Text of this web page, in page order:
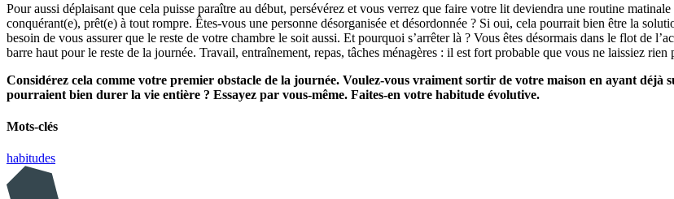
Pour aussi déplaisant que cela puisse paraître au début, persévérez et vous verrez que faire votre lit deviendra une routine
conquérant(e), prêt(e) à tout rompre. Êtes-vous une personne désorganisée et désordonnée ? Si oui, cela pourrait bien être la
besoin de vous assurer que le reste de votre chambre le soit aussi. Et pourquoi s’arrêter là ? Vous êtes désormais dans le flot de
barre haut pour le reste de la journée. Travail, entraînement, repas, tâches ménagères : il est fort probable que vous ne laissiez
Considérez cela comme votre premier obstacle de la journée. Voulez-vous vraiment sortir de votre maison en ayant déjà
pourraient bien durer la vie entière ? Essayez par vous-même. Faites-en votre habitude évolutive.
Mots-clés
habitudes